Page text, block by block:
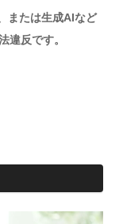
または生成AIなど
違反です。